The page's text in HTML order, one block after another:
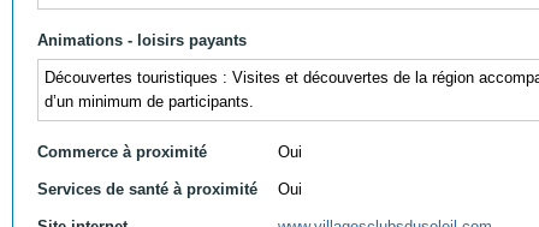
Animations - loisirs payants
Découvertes touristiques : Visites et découvertes de la région
d’un minimum de participants.
Commerce à proximité Oui
Services de santé à proximité Oui